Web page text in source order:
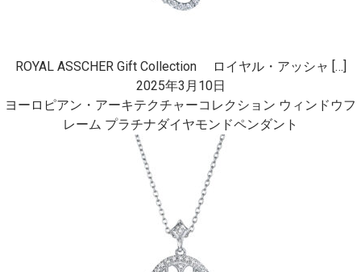
ROYAL ASSCHER Gift Collection ロイヤル・アッシャ […]
2025年3月10日
ヨーロピアン・アーキテクチャーコレクション ウィンドウフ
レーム プラチナダイヤモンドペンダント